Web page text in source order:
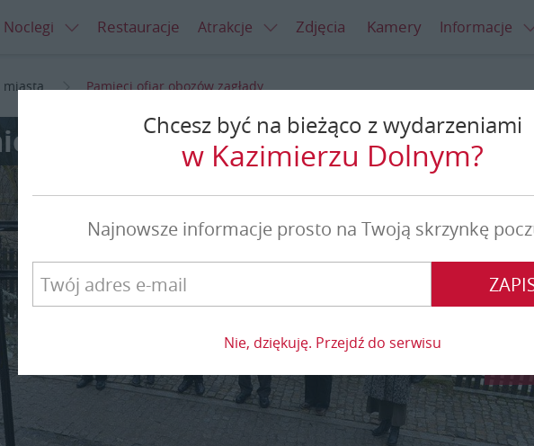
Noclegi Restauracje Atrakcje Zdjęcia Kamery Informacje
miasta Pamięci ofiar obozów zagłady
ofiar obozów zagłady
Chcesz być na bieżąco z wydarzeniami
w Kazimierzu Dolnym?
Najnowsze informacje prosto na Twoją skrzynkę
Nie, dziękuję. Przejdź do serwisu